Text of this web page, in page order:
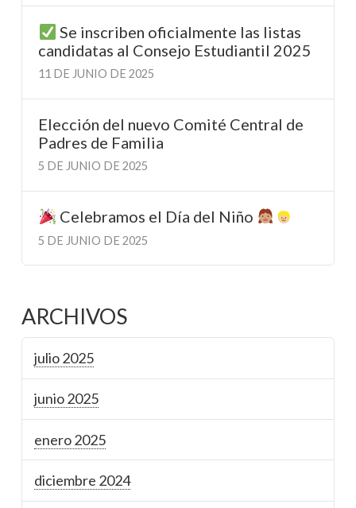
Se inscriben oficialmente las listas
candidatas al Consejo Estudiantil 2025
11 DE JUNIO DE 2025
Elección del nuevo Comité Central de
Padres de Familia
5 DE JUNIO DE 2025
Celebramos el Día del Niño
5 DE JUNIO DE 2025
ARCHIVOS
julio 2025
junio 2025
enero 2025
diciembre 2024